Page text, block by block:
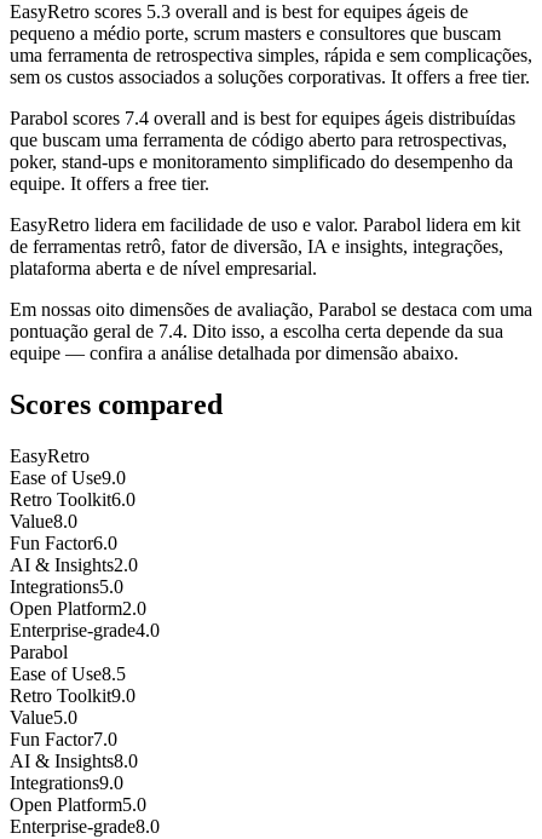
EasyRetro scores 5.3 overall and is best for equipes ágeis de
pequeno a médio porte, scrum masters e consultores que buscam
uma ferramenta de retrospectiva simples, rápida e sem complicações,
sem os custos associados a soluções corporativas. It offers a free tier.
Parabol scores 7.4 overall and is best for equipes ágeis distribuídas
que buscam uma ferramenta de código aberto para retrospectivas,
poker, stand-ups e monitoramento simplificado do desempenho da
equipe. It offers a free tier.
EasyRetro lidera em facilidade de uso e valor. Parabol lidera em kit
de ferramentas retrô, fator de diversão, IA e insights, integrações,
plataforma aberta e de nível empresarial.
Em nossas oito dimensões de avaliação, Parabol se destaca com uma
pontuação geral de 7.4. Dito isso, a escolha certa depende da sua
equipe — confira a análise detalhada por dimensão abaixo.
Scores compared
EasyRetro
Ease of Use9.0
Retro Toolkit6.0
Value8.0
Fun Factor6.0
AI & Insights2.0
Integrations5.0
Open Platform2.0
Enterprise-grade4.0
Parabol
Ease of Use8.5
Retro Toolkit9.0
Value5.0
Fun Factor7.0
AI & Insights8.0
Integrations9.0
Open Platform5.0
Enterprise-grade8.0